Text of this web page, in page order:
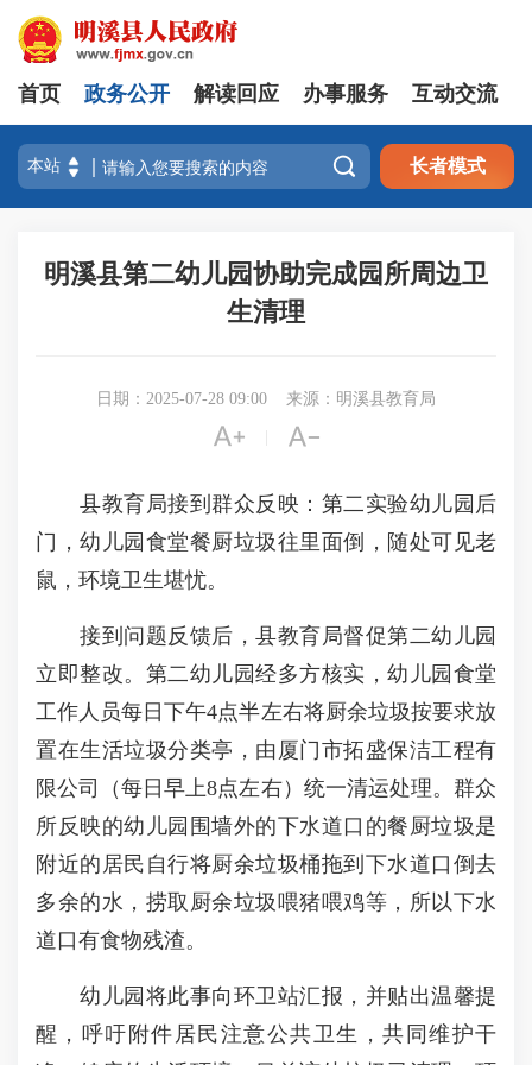
首页 政务公开 解读回应 办事服务 互动交流
 长者模式
明溪县第二幼儿园协助完成园所周边卫
生清理
日期：2025-07-28 09:00 来源：明溪县教育局
 
县教育局接到群众反映：第二实验幼儿园后
门，幼儿园食堂餐厨垃圾往里面倒，随处可见老
鼠，环境卫生堪忧。
接到问题反馈后，县教育局督促第二幼儿园
立即整改。第二幼儿园经多方核实，幼儿园食堂
工作人员每日下午4点半左右将厨余垃圾按要求放
置在生活垃圾分类亭，由厦门市拓盛保洁工程有
限公司（每日早上8点左右）统一清运处理。群众
所反映的幼儿园围墙外的下水道口的餐厨垃圾是
附近的居民自行将厨余垃圾桶拖到下水道口倒去
多余的水，捞取厨余垃圾喂猪喂鸡等，所以下水
道口有食物残渣。
幼儿园将此事向环卫站汇报，并贴出温馨提
醒，呼吁附件居民注意公共卫生，共同维护干